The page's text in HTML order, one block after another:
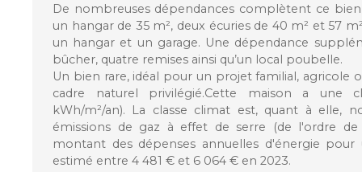
De nombreuses dépendances complètent ce
un hangar de 35 m², deux écuries de 40 m² et 57
un hangar et un garage. Une dépendance
bûcher, quatre remises ainsi qu’un local poubelle.
Un bien rare, idéal pour un projet familial, agricole
cadre naturel privilégié.Cette maison a une
kWh/m²/an). La classe climat est, quant à elle,
émissions de gaz à effet de serre (de l'ordre de
montant des dépenses annuelles d'énergie pour
estimé entre 4 481 € et 6 064 € en 2023.